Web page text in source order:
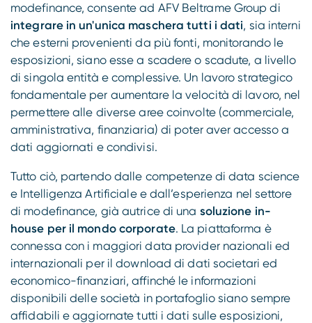
modefinance, consente ad AFV Beltrame Group di
integrare in un'unica maschera tutti i dati, sia interni
che esterni provenienti da più fonti, monitorando le
esposizioni, siano esse a scadere o scadute, a livello
di singola entità e complessive. Un lavoro strategico
fondamentale per aumentare la velocità di lavoro, nel
permettere alle diverse aree coinvolte (commerciale,
amministrativa, finanziaria) di poter aver accesso a
dati aggiornati e condivisi.
Tutto ciò, partendo dalle competenze di data science
e Intelligenza Artificiale e dall’esperienza nel settore
di modefinance, già autrice di una soluzione in-
house per il mondo corporate. La piattaforma è
connessa con i maggiori data provider nazionali ed
internazionali per il download di dati societari ed
economico-finanziari, affinché le informazioni
disponibili delle società in portafoglio siano sempre
affidabili e aggiornate tutti i dati sulle esposizioni,